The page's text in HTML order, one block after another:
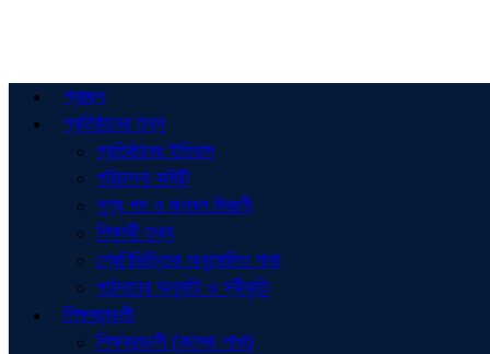
প্রচ্ছদ
প্রতিষ্ঠানের তথ্য
প্রতিষ্ঠানের ইতিহাস
পরিচালনা কমিটি
শূণ্য পদ ও জনবল বিবরণী
শিক্ষার্থী তথ্য
শ্রেণিভিত্তিক অনুমোদিত শাখা
পাঠদানের অনুমতি ও স্বীকৃতি
শিক্ষকমন্ডলী
শিক্ষকমন্ডলী (কলেজ শাখা)